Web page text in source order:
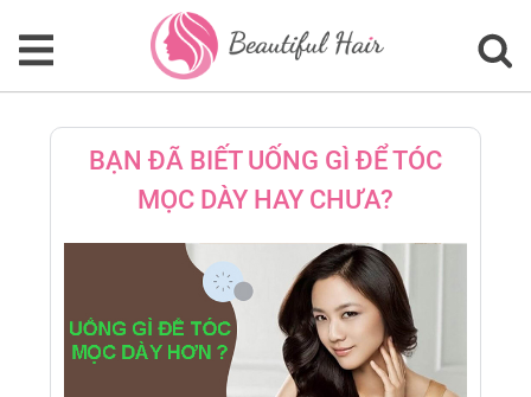
BẠN ĐÃ BIẾT UỐNG GÌ ĐỂ TÓC
MỌC DÀY HAY CHƯA?